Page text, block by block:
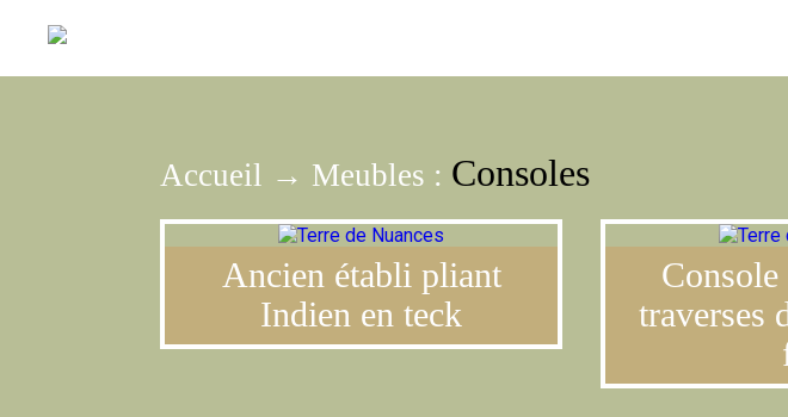
Accueil → Meubles : Consoles
Ancien établi pliant
Indien en teck
traverses